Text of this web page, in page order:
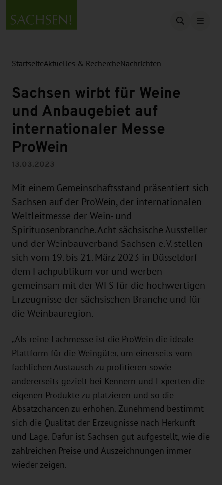
Suche
StartseiteAktuelles & RechercheNachrichten
Sachsen wirbt für Weine
und Anbaugebiet auf
internationaler Messe
ProWein
13.03.2023
Mit einem Gemeinschaftsstand präsentiert sich
Sachsen auf der ProWein, der internationalen
Weltleitmesse der Wein- und
Spirituosenbranche. Acht sächsische Aussteller
und der Weinbauverband Sachsen e. V. stellen
sich vom 19. bis 21. März 2023 in Düsseldorf
dem Fachpublikum vor und werben
gemeinsam mit der WFS für die hochwertigen
Erzeugnisse der sächsischen Branche und für
die Weinbauregion.
„Als reine Fachmesse ist die ProWein die ideale
Plattform für die Weingüter, um einerseits vom
fachlichen Austausch zu profitieren sowie
andererseits gezielt bei Kennern und Experten die
eigenen Produkte zu platzieren und so die
Absatzchancen zu erhöhen. Zunehmend bestimmt
sich die Qualität der Erzeugnisse nach Herkunft
und Lage. Dafür ist Sachsen gut aufgestellt, wie die
zahlreichen Preise und Auszeichnungen immer
wieder zeigen.